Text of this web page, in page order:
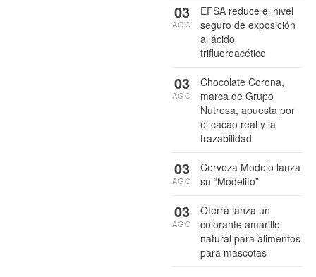
EFSA reduce el nivel
seguro de exposición
al ácido
trifluoroacético
03
AGO
Chocolate Corona,
marca de Grupo
Nutresa, apuesta por
el cacao real y la
trazabilidad
03
AGO
Cerveza Modelo lanza
su “Modelito”
03
AGO
Oterra lanza un
colorante amarillo
natural para alimentos
para mascotas
03
AGO